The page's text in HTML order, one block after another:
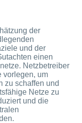
der
und der
einen
Netzbetreiber
vorlegen, um
zu schaffen und
Netze zu
und die